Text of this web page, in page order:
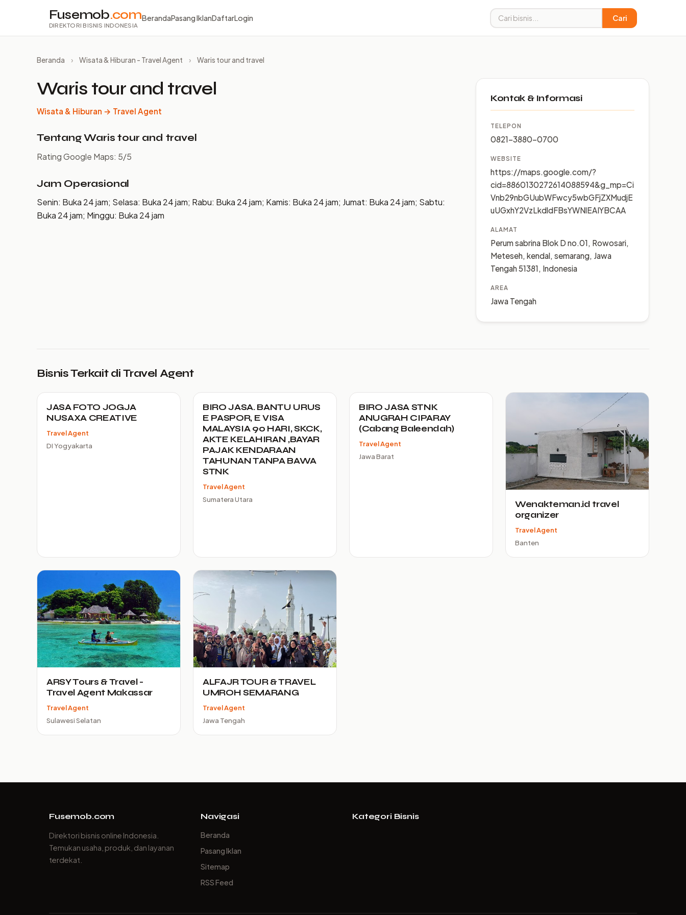
Fusemob.com
DIREKTORI BISNIS INDONESIA
BerandaPasang IklanDaftarLogin Cari
Beranda › Wisata & Hiburan - Travel Agent › Waris tour and travel
Waris tour and travel
Wisata & Hiburan → Travel Agent
Tentang Waris tour and travel
Rating Google Maps: 5/5
Jam Operasional
Senin: Buka 24 jam; Selasa: Buka 24 jam; Rabu: Buka 24 jam; Kamis: Buka 24 jam; Jumat: Buka 24 jam; Sabtu:
Buka 24 jam; Minggu: Buka 24 jam
Kontak & Informasi
TELEPON
0821-3880-0700
WEBSITE
https://maps.google.com/?
cid=8860130272614088594&g_mp=Ci
Vnb29nbGUubWFwcy5wbGFjZXMudjE
uUGxhY2VzLkdldFBsYWNlEAIYBCAA
ALAMAT
Perum sabrina Blok D no.01, Rowosari,
Meteseh, kendal, semarang, Jawa
Tengah 51381, Indonesia
AREA
Jawa Tengah
Bisnis Terkait di Travel Agent
JASA FOTO JOGJA
NUSAXA CREATIVE
Travel Agent
DI Yogyakarta
BIRO JASA. BANTU URUS
E PASPOR, E VISA
MALAYSIA 90 HARI, SKCK,
AKTE KELAHIRAN ,BAYAR
PAJAK KENDARAAN
TAHUNAN TANPA BAWA
STNK
Travel Agent
Sumatera Utara
BIRO JASA STNK
ANUGRAH CIPARAY
(Cabang Baleendah)
Travel Agent
Jawa Barat
Wenakteman.id travel
organizer
Travel Agent
Banten
ARSY Tours & Travel -
Travel Agent Makassar
Travel Agent
Sulawesi Selatan
ALFAJR TOUR & TRAVEL
UMROH SEMARANG
Travel Agent
Jawa Tengah
Fusemob.com
Direktori bisnis online Indonesia.
Temukan usaha, produk, dan layanan
terdekat.
Navigasi
Beranda
Pasang Iklan
Sitemap
RSS Feed
Kategori Bisnis